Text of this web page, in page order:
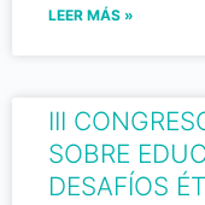
LEER MÁS »
III
SOBRE
DESAFÍOS